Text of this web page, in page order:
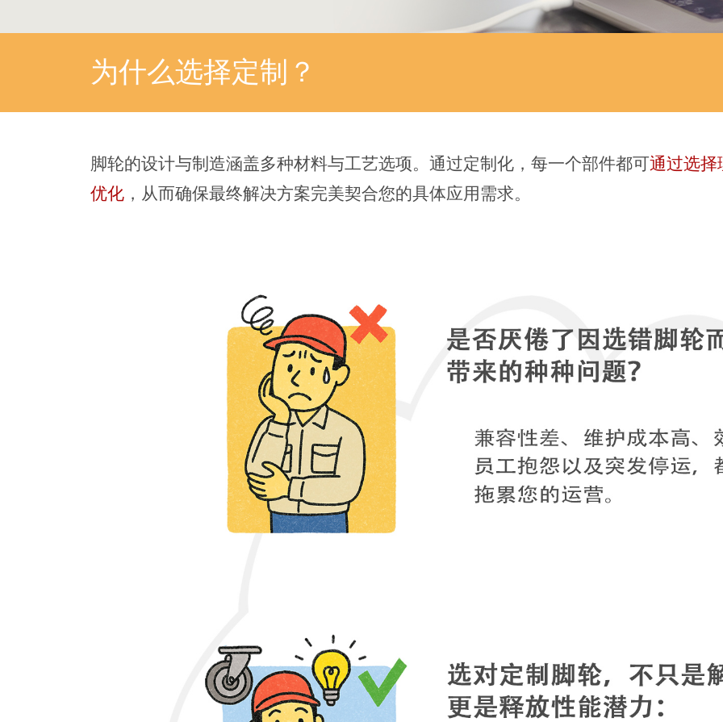
为什么选择定制？
脚轮的设计与制造涵盖多种材料与工艺选项。通过定制化，每一个部件都可通过选择
优化 ，从而确保最终解决方案完美契合您的具体应用需求。